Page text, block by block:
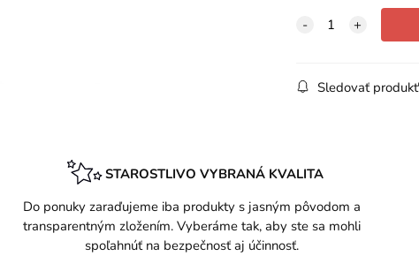
Sledovať produkt
STAROSTLIVO VYBRANÁ KVALITA
Do ponuky zaraďujeme iba produkty s jasným pôvodom a
transparentným zložením. Vyberáme tak, aby ste sa mohli
spoľahnúť na bezpečnosť aj účinnosť.